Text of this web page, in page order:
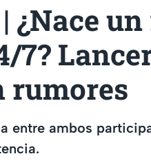
¿Nace
7?
rumores
entre ambos